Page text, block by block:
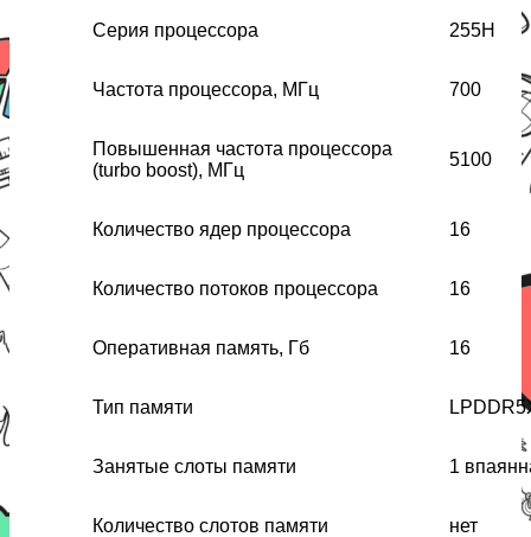
Серия процессора 255H
Частота процессора, МГц 700
Повышенная частота процессора
(turbo boost), МГц
5100
Количество ядер процессора 16
Количество потоков процессора 16
Оперативная память, Гб 16
Тип памяти
Занятые слоты памяти 1
Количество слотов памяти нет